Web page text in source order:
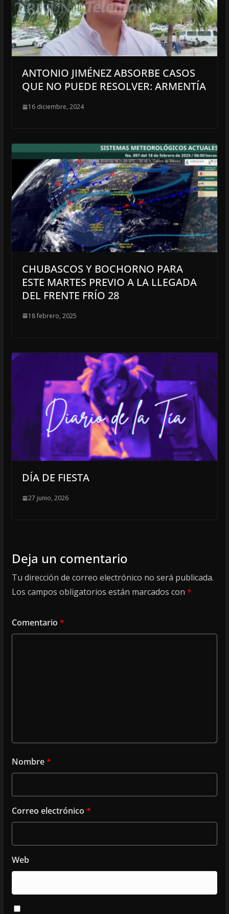
ANTONIO JIMÉNEZ ABSORBE CASOS
QUE NO PUEDE RESOLVER: ARMENTÍA
16 diciembre, 2024
CHUBASCOS Y BOCHORNO PARA
ESTE MARTES PREVIO A LA LLEGADA
DEL FRENTE FRÍO 28
18 febrero, 2025
DÍA DE FIESTA
27 junio, 2026
Deja un comentario
Tu dirección de correo electrónico no será publicada.
Los campos obligatorios están marcados con *
Comentario *
Nombre*
Correo electrónico *
Web